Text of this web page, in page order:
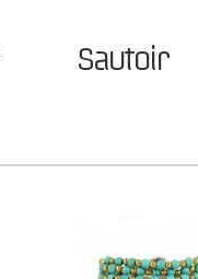
Sautoir